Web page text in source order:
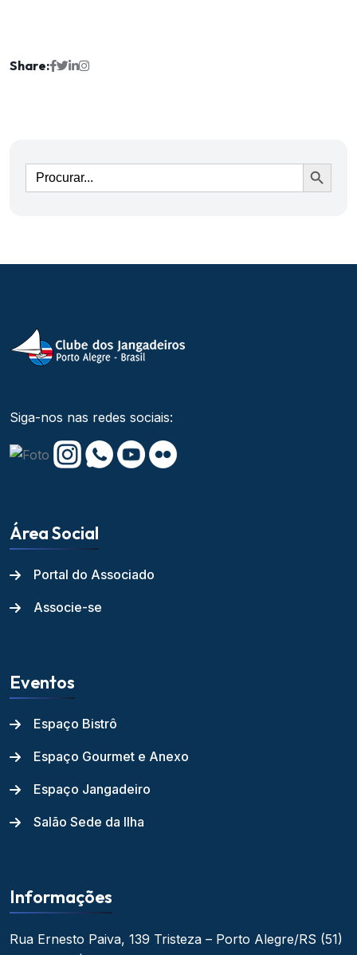
Share:
Ir
Siga-nos nas redes sociais:
Área Social
Portal do Associado
Associe-se
Eventos
Espaço Bistrô
Espaço Gourmet e Anexo
Espaço Jangadeiro
Salão Sede da Ilha
Informações
Rua Ernesto Paiva, 139 Tristeza – Porto Alegre/RS (51)